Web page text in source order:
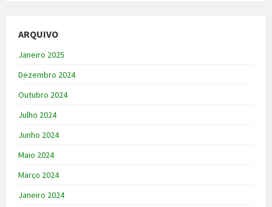
ARQUIVO
Janeiro 2025
Dezembro 2024
Outubro 2024
Julho 2024
Junho 2024
Maio 2024
Março 2024
Janeiro 2024